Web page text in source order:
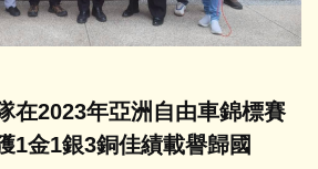
在2023年亞洲自由車錦標賽
1金1銀3銅佳績載譽歸國